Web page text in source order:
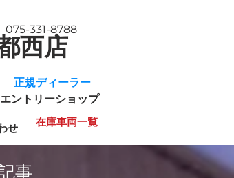
西店
075-331-8788
規ディーラー
ントリーショップ
せ 在庫車両一覧
事